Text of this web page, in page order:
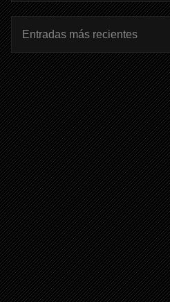
Entradas más recientes